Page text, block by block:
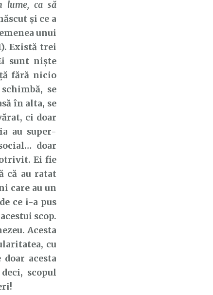
lume, ca să
și ce a
unui
Există trei
sunt niște
fără nicio
se
în alta, se
ci doar
au super-
doar
Ei fie
că au ratat
care au un
ce i-a pus
scop.
Acesta
cu
acesta
scopul